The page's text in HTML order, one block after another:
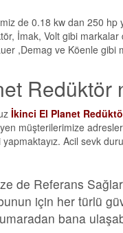
de 0.18 kw dan 250 hp
İmak, Volt gibi
,Demag ve Köenle gibi
Redüktör
İkinci El Planet
müşterilerimize
Acil sevk
de Referans
bunun için her türlü
bana